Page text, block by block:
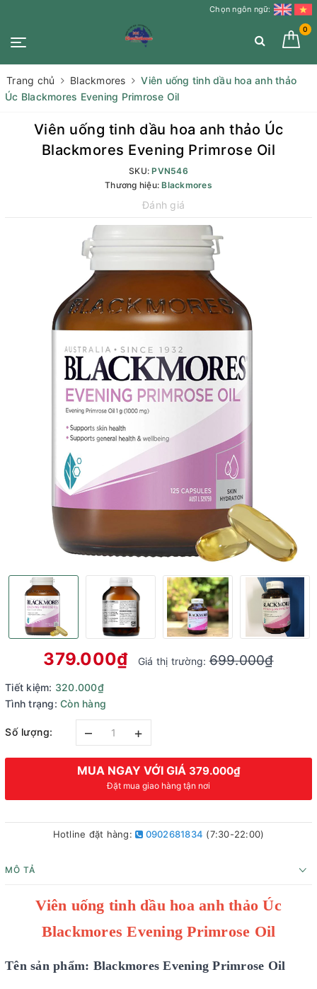
Chọn ngôn ngữ:
0
Trang chủ Blackmores
Viên uống tinh dầu hoa anh thảo
Úc Blackmores Evening Primrose Oil
Viên uống tinh dầu hoa anh thảo Úc
Blackmores Evening Primrose Oil
SKU:PVN546
Thương hiệu:Blackmores
Đánh giá
379.000₫ Giá thị trường:699.000₫
Tiết kiệm: 320.000₫
Tình trạng: Còn hàng
Số lượng: – +
MUA NGAY VỚI GIÁ 379.000₫
Đặt mua giao hàng tận nơi
Hotline đặt hàng: 0902681834 (7:30-22:00)
MÔ TẢ
Viên uống tinh dầu hoa anh thảo Úc
Blackmores Evening Primrose Oil
Tên sản phẩm: Blackmores Evening Primrose Oil